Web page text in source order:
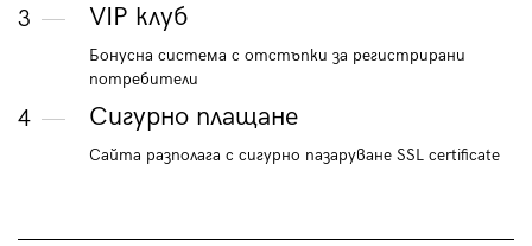
3 VIP клуб
Бонусна система с отстъпки за регистрирани
потребители
4 Сигурно плащане
Сайта разполага с сигурно пазаруване SSL certificate